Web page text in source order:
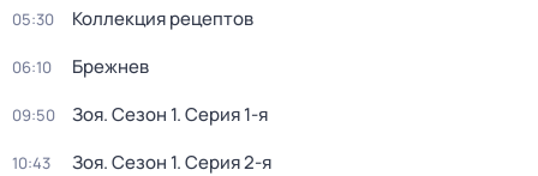
05:30 Коллекция рецептов
06:10 Брежнев
09:50 Зоя. Сезон 1. Серия 1-я
10:43 Зоя. Сезон 1. Серия 2-я